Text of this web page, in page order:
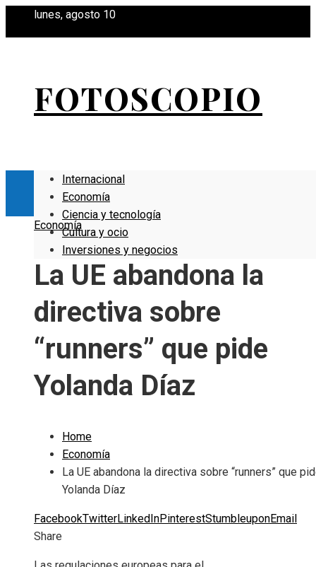
lunes, agosto 10
FOTOSCOPIO
Internacional
Economía
Ciencia y tecnología
Cultura y ocio
Inversiones y negocios
Economía
La UE abandona la
directiva sobre
“runners” que pide
Yolanda Díaz
Home
Economía
La UE abandona la directiva sobre “runners” que
Yolanda Díaz
FacebookTwitterLinkedInPinterestStumbleuponEmail
Share